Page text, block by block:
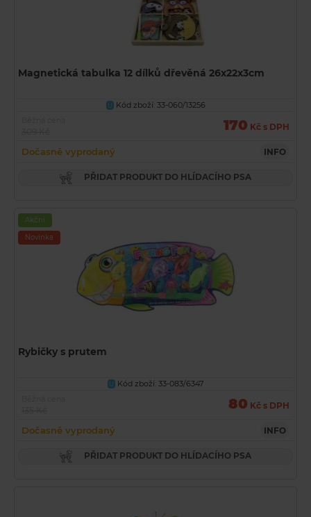
Magnetická tabulka 12 dílků dřevěná 26x22x3cm
U Kód zboží: 33-060/13256
170 Kč s DPH
Dočasně vyprodaný INFO
PŘIDAT PRODUKT DO HLÍDACÍHO PSA
Akční
Novinka
Rybičky s prutem
U
Kód zboží: 33-083/6347
80 Kč s DPH
Dočasně vyprodaný INFO
PŘIDAT PRODUKT DO HLÍDACÍHO PSA